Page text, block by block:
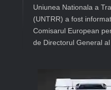
Uniunea Nationala a
(UNTRR) a fost
Comisarul European
de Directorul General